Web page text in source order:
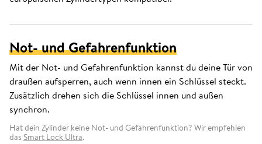
Not- und Gefahrenfunktion
Mit der Not- und Gefahrenfunktion kannst du deine Tür von
draußen aufsperren, auch wenn innen ein Schlüssel steckt.
Zusätzlich drehen sich die Schlüssel innen und außen
synchron.
Hat dein Zylinder keine Not- und Gefahrenfunktion? Wir empfehlen
das Smart Lock Ultra.